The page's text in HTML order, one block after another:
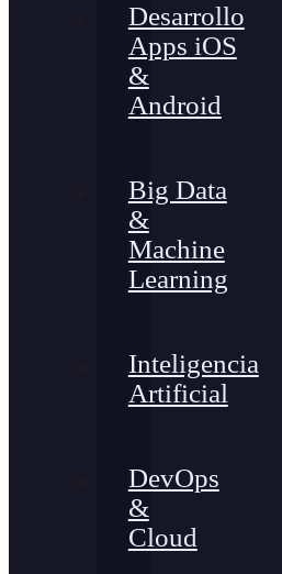
Desarrollo
Apps iOS
&
Android
Big Data
&
Machine
Learning
Inteligencia
Artificial
DevOps
&
Cloud